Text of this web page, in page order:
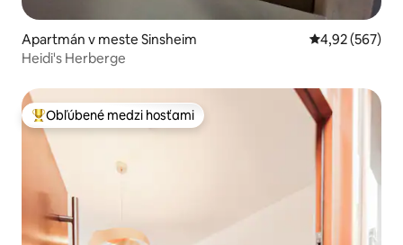
Apartmán v meste Sinsheim Priemerné
4,92 (567)
Heidi's Herberge
Najobľúbenejšie medzi hosťami
Obľúbené medzi hosťami